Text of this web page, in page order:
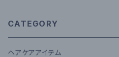
CATEGORY
ヘアケアアイテム